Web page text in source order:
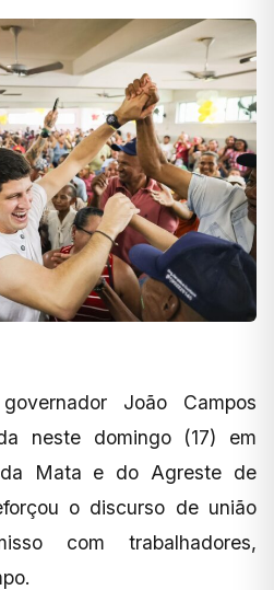
João Campos
neste domingo (17) em
Mata e do Agreste de
o discurso de união
com trabalhadores,